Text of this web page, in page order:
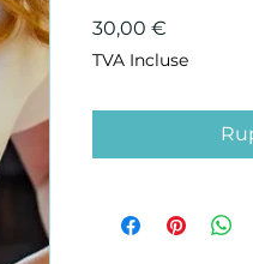
30,00 €
TVA Incluse